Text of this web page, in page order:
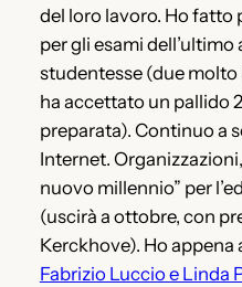
del loro lavoro. Ho fatto
per gli esami
studentesse (due molto
ha accettato un pallido
preparata). Continuo a
Internet.
nuovo millennio” per
(uscirà a ottobre, con
Kerckhove). Ho
Fabrizio Luccio e Linda